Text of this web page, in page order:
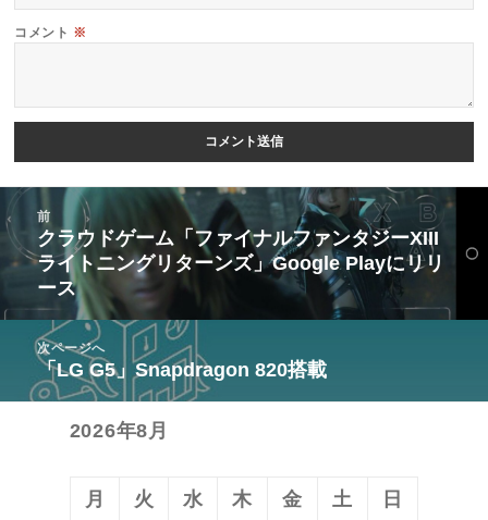
コメント ※
稿
ナ
ゲ
前
前
の
稿:
クラウドゲーム「ファイナルファンタジーXIII
ライトニングリターンズ」Google Playにリリ
ース
次ページへ
次
の
「LG G5」Snapdragon 820搭載
2026年8月
月 火 水 木 金 土 日